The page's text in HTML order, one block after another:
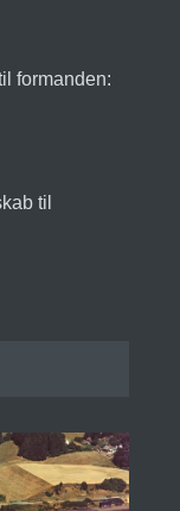
formanden:
til